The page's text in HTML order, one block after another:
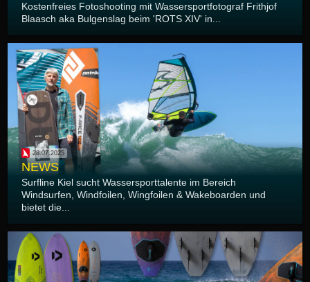
Kostenfreies Fotoshooting mit Wassersportfotograf Frithjof
Blaasch aka Bulgenslag beim 'ROTS XIV' in...
28.07.2025
NEWS
Surfline Kiel sucht Wassersporttalente im Bereich
Windsurfen, Windfoilen, Wingfoilen & Wakeboarden und
bietet die...